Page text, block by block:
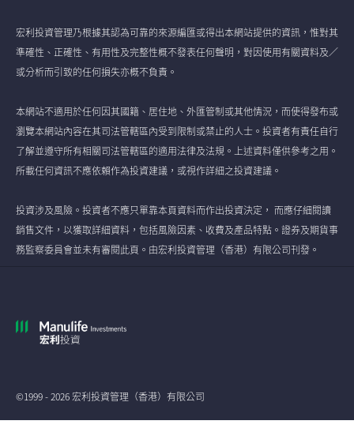
宏利投資管理乃根據其認為可靠的來源編匯或得出本網站提供的資訊，惟對其
準確性、正確性、有用性及完整性概不發表任何聲明，對因使用有關資料及／
或分析而引致的任何損失亦概不負責。
本網站不適用於任何因其國籍、居住地、外匯管制或其他情況，而使得發布或
瀏覽本網站內容在其司法管轄區內受到限制或禁止的人士。投資者有責任自行
了解並遵守所有相關司法管轄區的適用法律及法規。上述資料僅供參考之用。
所載任何資訊不應依賴作為投資建議，或視作詳細之投資建議。
投資涉及風險。投資者不應只單靠本頁資料而作出投資決定， 而應仔細閱讀
銷售文件，以獲取詳細資料，包括風險因素、收費及產品特點。證券及期貨事
務監察委員會並未有審閱此頁。由宏利投資管理（香港）有限公司刊發。
©1999 - 2026 宏利投資管理（香港）有限公司